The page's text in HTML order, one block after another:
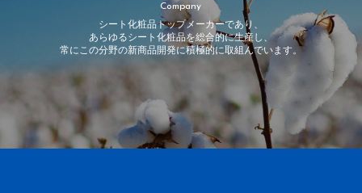
Company
シート化粧品トップメーカーであり、
あらゆるシート化粧品を総合的に生産し、
常にこの分野の新商品開発に積極的に取組んでいます。